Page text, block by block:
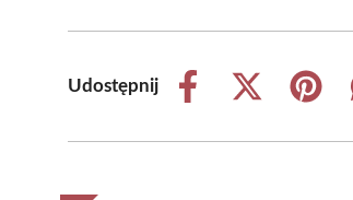
Udostępnij
Share
Share
(Twitter)
Share